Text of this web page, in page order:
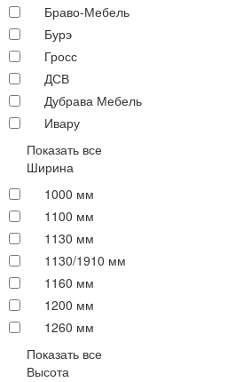
Браво-Мебель
Бурэ
Гросс
ДСВ
Дубрава Мебель
Ивару
Показать все
Ширина
1000 мм
1100 мм
1130 мм
1130/1910 мм
1160 мм
1200 мм
1260 мм
Показать все
Высота